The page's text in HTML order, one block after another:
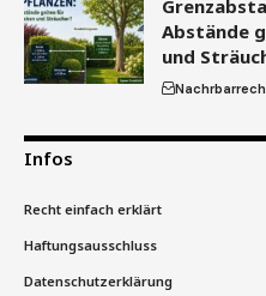
Abstände
und
Infos
Recht einfach erklärt
Haftungsausschluss
Datenschutzerklärung